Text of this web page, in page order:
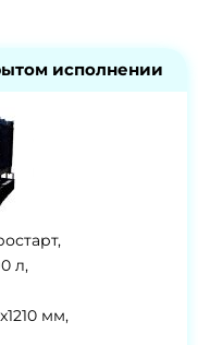
исполнении
л,
мм,